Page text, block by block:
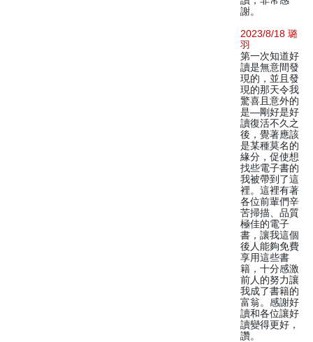
謝。
2023/8/18 璐
羽
第一次知道好
讀是無意間發
現的，並且發
現的那天令我
驚喜且意外的
是—剛好是好
讀復活不久之
後，覺著應該
是某種莫名的
緣分，促使想
找些電子書的
我被帶到了這
裡。這裡有著
各位前輩們辛
苦掃描、品質
極佳的電子
書，讓我這個
後人能夠免費
享用這些書
籍，十分感激
前人的努力讓
我成了書籍的
富翁。感謝好
讀和各位讓好
讀變得更好，
讚。